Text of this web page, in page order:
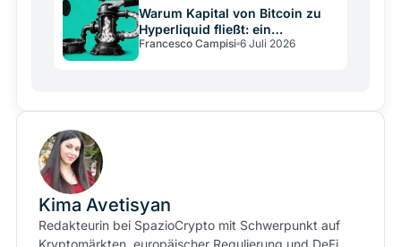
Warum Kapital von Bitcoin zu
Hyperliquid fließt: ein
Strukturvergleich
Francesco Campisi 6 Juli 2026
Kima Avetisyan
Redakteurin bei SpazioCrypto mit Schwerpunkt auf